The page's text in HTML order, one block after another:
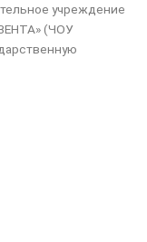
учреждение
(ЧОУ